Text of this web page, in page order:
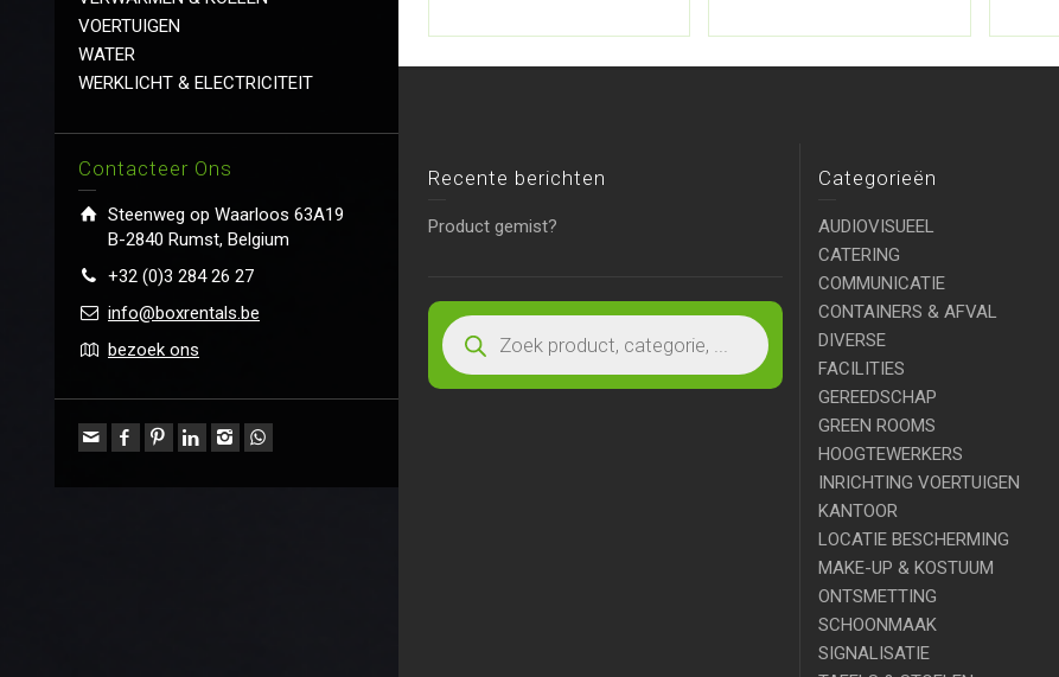
VOERTUIGEN
WATER
WERKLICHT & ELECTRICITEIT
Contacteer Ons
Steenweg op Waarloos 63A19
B-2840 Rumst, Belgium
+32 (0)3 284 26 27
info@boxrentals.be
bezoek ons
Recente berichten
Product gemist?
Categorieën
AUDIOVISUEEL
CATERING
COMMUNICATIE
CONTAINERS & AFVAL
DIVERSE
FACILITIES
GEREEDSCHAP
GREEN ROOMS
HOOGTEWERKERS
INRICHTING VOERTUIGEN
KANTOOR
LOCATIE BESCHERMING
MAKE-UP & KOSTUUM
ONTSMETTING
SCHOONMAAK
SIGNALISATIE